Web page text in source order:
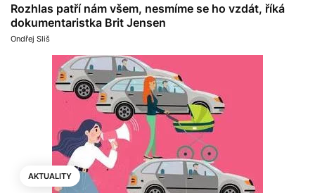
Rozhlas patří nám všem, nesmíme se ho vzdát, říká
dokumentaristka Brit Jensen
Ondřej Sliš
AKTUALITY